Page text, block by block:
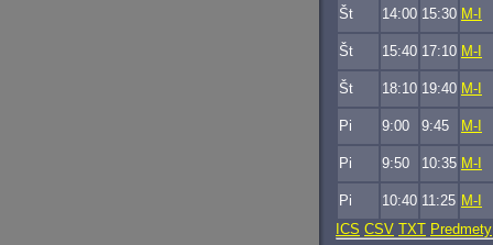
Št 14:00 15:30 M-I
Št 15:40 17:10 M-I
Št 18:10 19:40 M-I
Pi 9:00 9:45 M-I
Pi 9:50 10:35 M-I
Pi 10:40 11:25 M-I
ICS CSV TXT Predmety